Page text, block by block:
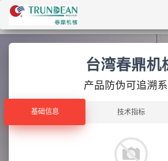
台湾春鼎机
产品防伪可追溯
基础信息 技术指标
基础信息